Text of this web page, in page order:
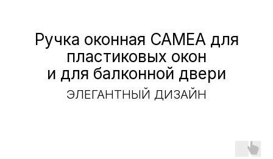
Ручка оконная CAMEA для
пластиковых окон
и для балконной двери
ЭЛЕГАНТНЫЙ ДИЗАЙН